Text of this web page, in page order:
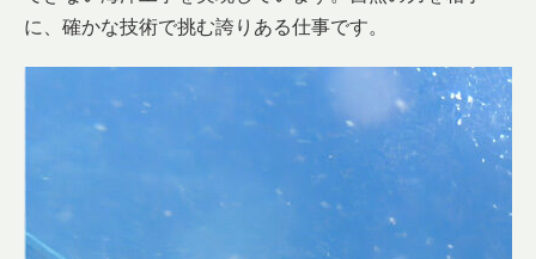
に、確かな技術で挑む誇りある仕事です。